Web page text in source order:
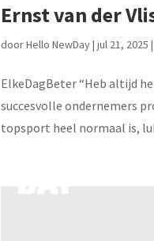
Ernst van der
doorHello NewDay|jul 21, 2025
ElkeDagBeter “Heb altijd
succesvolle ondernemers
topsport heel normaal is,